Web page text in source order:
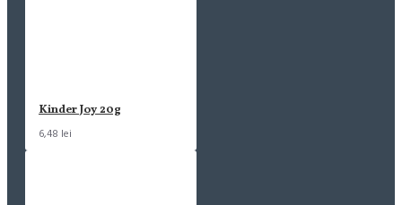
Kinder Joy 20g
6,48 lei